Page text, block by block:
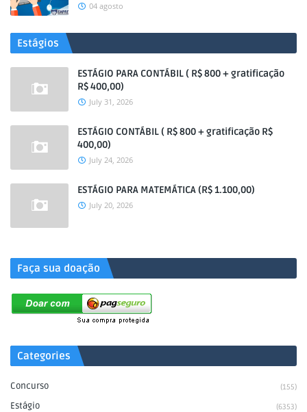
04 agosto
Estágios
ESTÁGIO PARA CONTÁBIL ( R$ 800 + gratificação
R$ 400,00)
July 31, 2026
ESTÁGIO CONTÁBIL ( R$ 800 + gratificação R$
400,00)
July 24, 2026
ESTÁGIO PARA MATEMÁTICA (R$ 1.100,00)
July 20, 2026
Faça sua doação
Categories
Concurso (155)
Estágio (6353)